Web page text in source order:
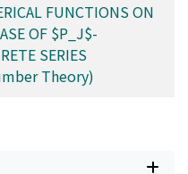
FUNCTIONS ON
OF $P_J$-
SERIES
Theory)